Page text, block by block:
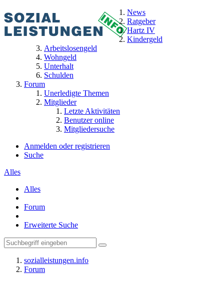
News
Ratgeber
Hartz IV
Kindergeld
Arbeitslosengeld
Wohngeld
Unterhalt
Schulden
Forum
Unerledigte Themen
Mitglieder
Letzte Aktivitäten
Benutzer online
Mitgliedersuche
Anmelden oder registrieren
Suche
Alles
Alles
Forum
Erweiterte Suche
sozialleistungen.info
Forum